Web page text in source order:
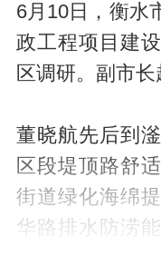
6月10日，衡水
政工程项目建
区调研。副市长
董晓航先后到
区段堤顶路舒
街道绿化海绵
华路排水防涝